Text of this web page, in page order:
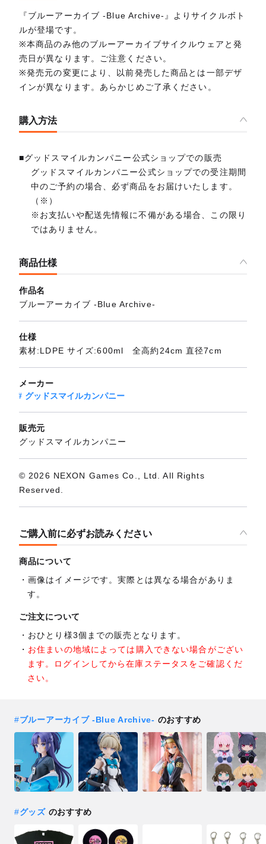
『ブルーアーカイブ -Blue Archive-』よりサイクルボト
ルが登場です。
※本商品のみ他のブルーアーカイブサイクルウェアと発
売日が異なります。ご注意ください。
※発売元の変更により、以前発売した商品とは一部デザ
インが異なります。あらかじめご了承ください。
購入方法
■グッドスマイルカンパニー公式ショップでの販売
グッドスマイルカンパニー公式ショップでの受注期間
中のご予約の場合、必ず商品をお届けいたします。
（※）
※お支払いや配送先情報に不備がある場合、この限り
ではありません。
商品仕様
作品名
ブルーアーカイブ -Blue Archive-
仕様
素材:LDPE サイズ:600ml 全高約24cm 直径7cm
メーカー
グッドスマイルカンパニー
販売元
グッドスマイルカンパニー
© 2026 NEXON Games Co., Ltd. All Rights
Reserved.
ご購入前に必ずお読みください
商品について
画像はイメージです。実際とは異なる場合がありま
す。
ご注文について
おひとり様3個までの販売となります。
お住まいの地域によっては購入できない場合がござい
ます。ログインしてから在庫ステータスをご確認くだ
さい。
#ブルーアーカイブ -Blue Archive- のおすすめ
#グッズのおすすめ